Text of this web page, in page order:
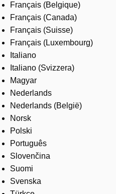
Français (Belgique)
Français (Canada)
Français (Suisse)
Français (Luxembourg)
Italiano
Italiano (Svizzera)
Magyar
Nederlands
Nederlands (België)
Norsk
Polski
Português
Slovenčina
Suomi
Svenska